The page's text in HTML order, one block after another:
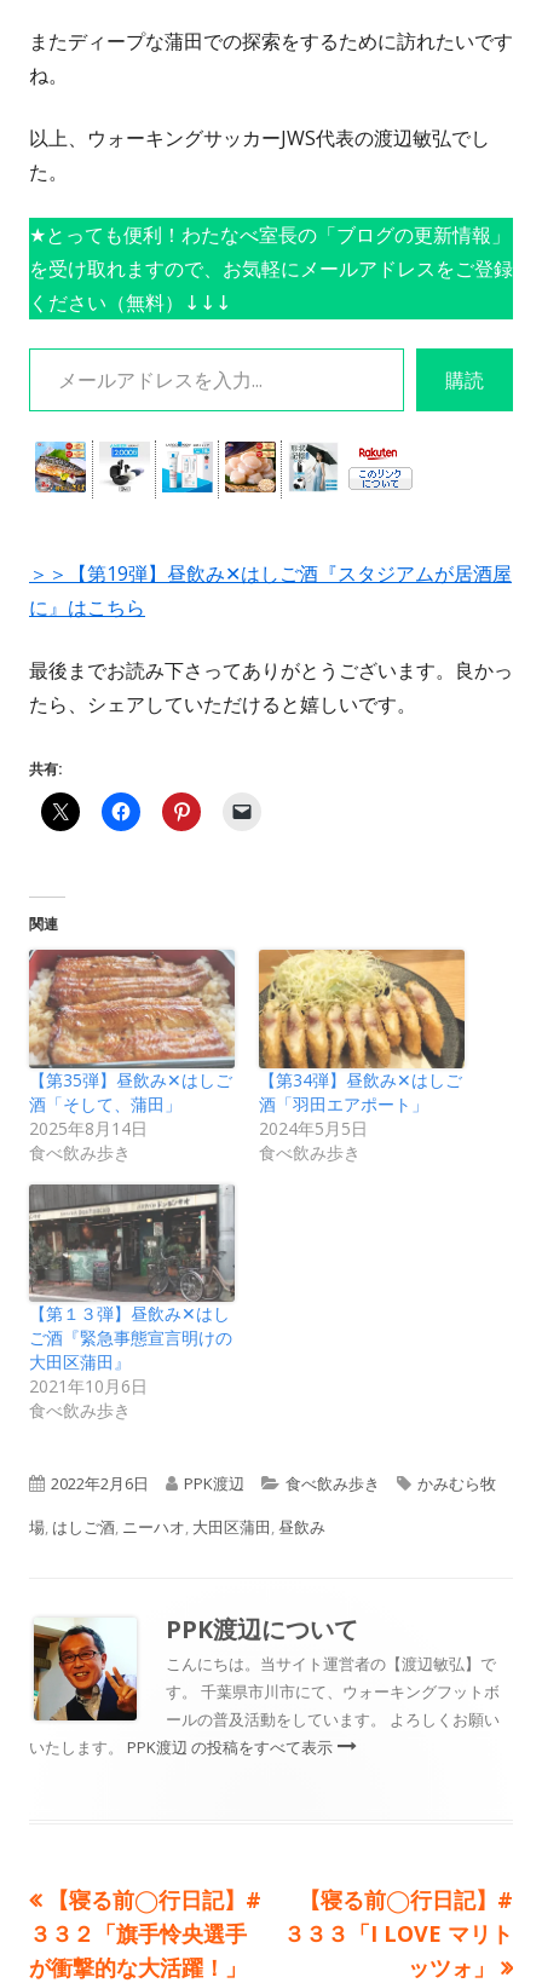
またディープな蒲田での探索をするために訪れたいです
ね。
以上、ウォーキングサッカーJWS代表の渡辺敏弘でし
た。
★とっても便利！わたなべ室長の「ブログの更新情報」
を受け取れますので、お気軽にメールアドレスをご登録
ください（無料）↓↓↓
メールアドレスを入力...
購読
＞＞【第19弾】昼飲み✕はしご酒『スタジアムが居酒屋
に』はこちら
最後までお読み下さってありがとうございます。良かっ
たら、シェアしていただけると嬉しいです。
共有:
関連
【第35弾】昼飲み✕はしご
酒「そして、蒲田」
2025年8月14日
食べ飲み歩き
【第34弾】昼飲み✕はしご
酒「羽田エアポート」
2024年5月5日
食べ飲み歩き
【第１３弾】昼飲み✕はし
ご酒『緊急事態宣言明けの
大田区蒲田』
2021年10月6日
食べ飲み歩き
公
開
2022年2月6日
作
成
PPK渡辺
カ
テ
ー
食べ飲み歩き
タ
かみむら牧
場, はしご酒, ニーハオ, 大田区蒲田,昼飲み
PPK渡辺について
こんにちは。当サイト運営者の【渡辺敏弘】で
す。 千葉県市川市にて、ウォーキングフットボ
ールの普及活動をしています。 よろしくお願い
いたします。 PPK渡辺 の投稿をすべて表示
投
稿
前
の
記
【寝る前◯行日記】#
３３２「旗手怜央選手
が衝撃的な大活躍！」
次
の
【寝る前◯行日記】#
３３３「I LOVE マリト
ッツォ」